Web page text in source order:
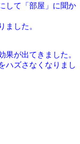
して「部屋」に聞か
ました。
果が出てきました。
ハズさなくなりまし